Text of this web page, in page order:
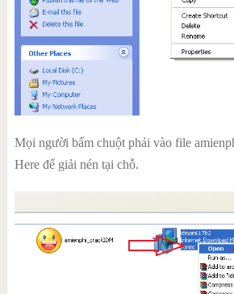
Mọi người bấm chuột phải vào file
Here để giải nén tại chỗ.